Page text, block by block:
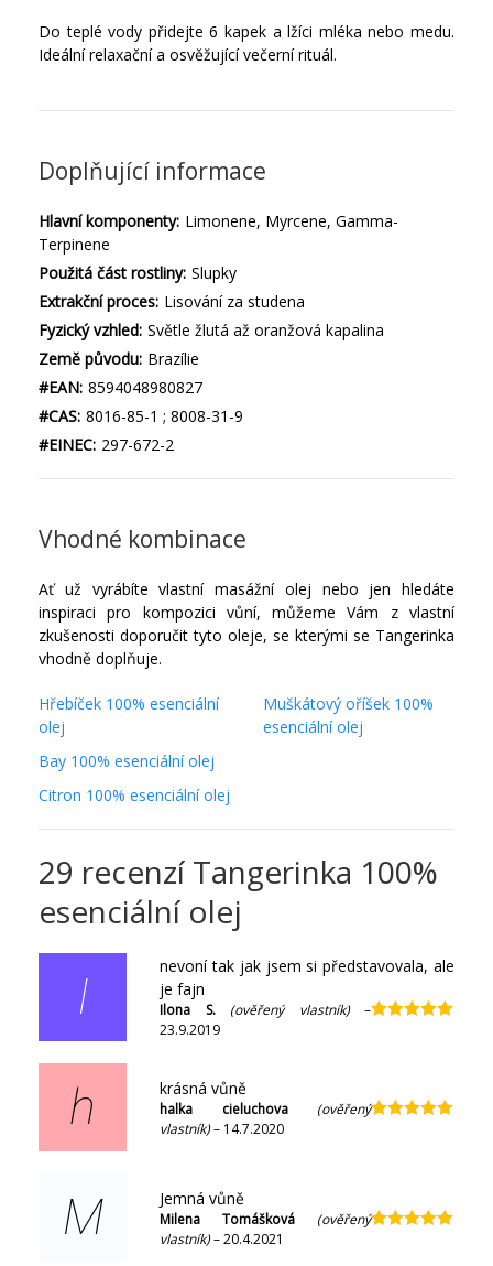
Do teplé vody přidejte 6 kapek a lžíci mléka nebo medu.
Ideální relaxační a osvěžující večerní rituál.
Doplňující informace
Hlavní komponenty: Limonene, Myrcene, Gamma-
Terpinene
Použitá část rostliny: Slupky
Extrakční proces: Lisování za studena
Fyzický vzhled: Světle žlutá až oranžová kapalina
Země původu: Brazílie
#EAN: 8594048980827
#CAS: 8016-85-1 ; 8008-31-9
#EINEC: 297-672-2
Vhodné kombinace
Ať už vyrábíte vlastní masážní olej nebo jen hledáte
inspiraci pro kompozici vůní, můžeme Vám z vlastní
zkušenosti doporučit tyto oleje, se kterými se Tangerinka
vhodně doplňuje.
Hřebíček 100% esenciální
olej
Bay 100% esenciální olej
Citron 100% esenciální olej
Muškátový oříšek 100%
esenciální olej
29 recenzí Tangerinka 100%
esenciální olej
I
nevoní tak jak jsem si představovala, ale
je fajn
Ilona S. (ověřený vlastník)
–
23.9.2019
h krásná vůně
halka cieluchova (ověřený
vlastník)– 14.7.2020
M Jemná vůně
Milena Tomášková (ověřený
vlastník)–20.4.2021